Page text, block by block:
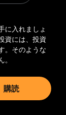
に入れましょ
資には、投資
。そのような
購読